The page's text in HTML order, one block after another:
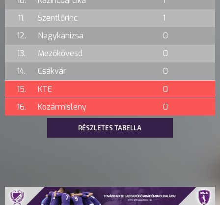
11.
Szentlőrinc
1
12.
Nagykanizsa
0
13.
Mezőkövesd
0
14.
Csákvár
0
15.
KTE
0
16.
Kozármisleny 0
RÉSZLETES TABELLA